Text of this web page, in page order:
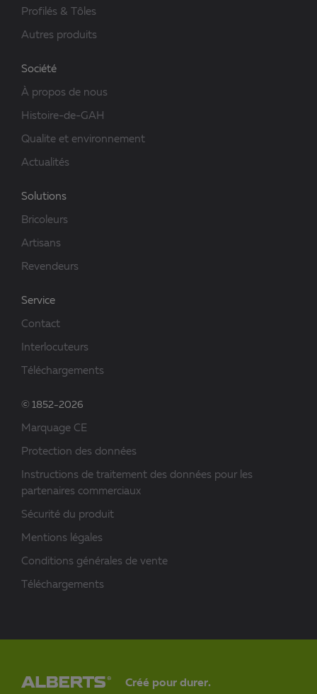
Profilés & Tôles
Autres produits
Société
À propos de nous
Histoire-de-GAH
Qualite et environnement
Actualités
Solutions
Bricoleurs
Artisans
Revendeurs
Service
Contact
Interlocuteurs
Téléchargements
© 1852-2026
Marquage CE
Protection des données
Instructions de traitement des données pour les
partenaires commerciaux
Sécurité du produit
Mentions légales
Conditions générales de vente
Téléchargements
Créé pour durer.